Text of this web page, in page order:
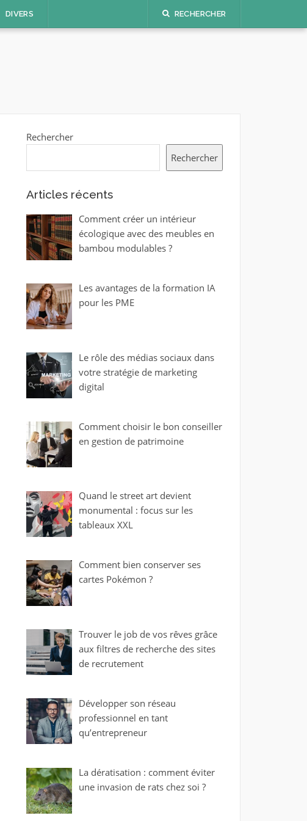
DIVERS RECHERCHER
Rechercher
Rechercher
Articles récents
Comment créer un intérieur
écologique avec des meubles en
bambou modulables ?
Les avantages de la formation IA
pour les PME
Le rôle des médias sociaux dans
votre stratégie de marketing
digital
Comment choisir le bon conseiller
en gestion de patrimoine
Quand le street art devient
monumental : focus sur les
tableaux XXL
Comment bien conserver ses
cartes Pokémon ?
Trouver le job de vos rêves grâce
aux filtres de recherche des sites
de recrutement
Développer son réseau
professionnel en tant
qu’entrepreneur
La dératisation : comment éviter
une invasion de rats chez soi ?